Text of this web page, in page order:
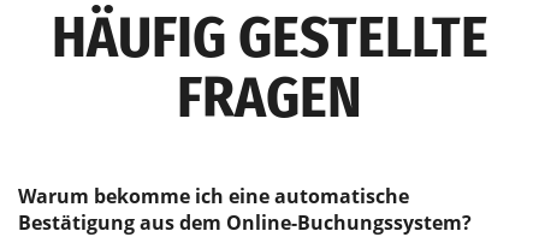
HÄUFIG GESTELLTE
FRAGEN
Warum bekomme ich eine automatische
Bestätigung aus dem Online-Buchungssystem?